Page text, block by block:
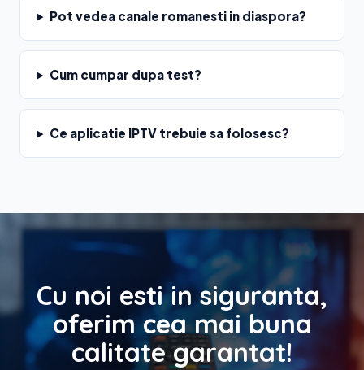
Pot vedea canale romanesti in diaspora?
Cum cumpar dupa test?
Ce aplicatie IPTV trebuie sa folosesc?
Cu noi esti in siguranta,
oferim cea mai buna
calitate garantat!